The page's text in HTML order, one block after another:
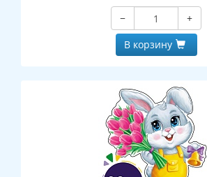
−
+
В корзину